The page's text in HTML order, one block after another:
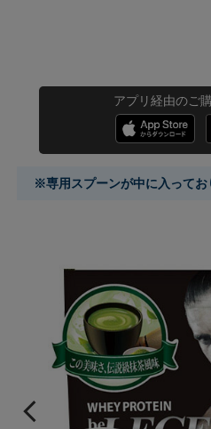
アプリ経由のご
※専用スプーンが中に入ってお